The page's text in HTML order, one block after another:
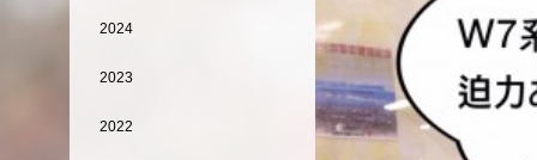
2024
2023
2022